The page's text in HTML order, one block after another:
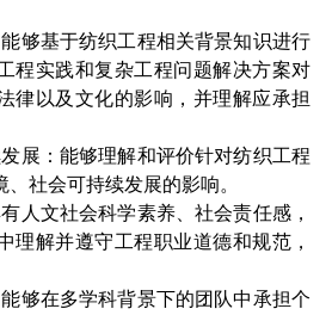
够基于纺织工程相关背景知识进行
程实践和复杂工程问题解决方案对
律以及文化的影响，并理解应承担
展：能够理解和评价针对纺织工程
社会可持续发展的影响。
人文社会科学素养、社会责任感，
理解并遵守工程职业道德和规范，
够在多学科背景下的团队中承担个